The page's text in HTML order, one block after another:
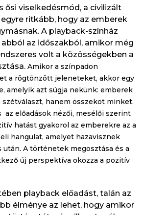
ősi viselkedésmód, a civilizált
ritkább, hogy az emberek
A playback-színház
az időszakból, amikor még
volt a közösségekben a
Amikor a színpadon
a rögtönzött jeleneteket, akkor egy
amelyik azt súgja nekünk: emberek
szétválaszt, hanem összeköt minket.
az előadások nézői, mesélői szerint
hatást gyakorol az emberekre az a
hangulat, amelyet hazavisznek
után. A történetek megosztása és a
új perspektíva okozza a pozitív
playback előadást, talán az
élménye az lehet, hogy amikor